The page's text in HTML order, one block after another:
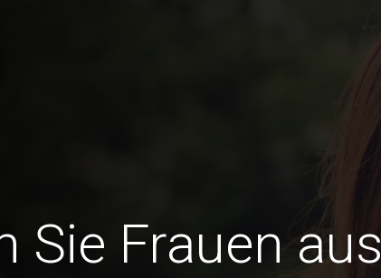
Sie Frauen aus